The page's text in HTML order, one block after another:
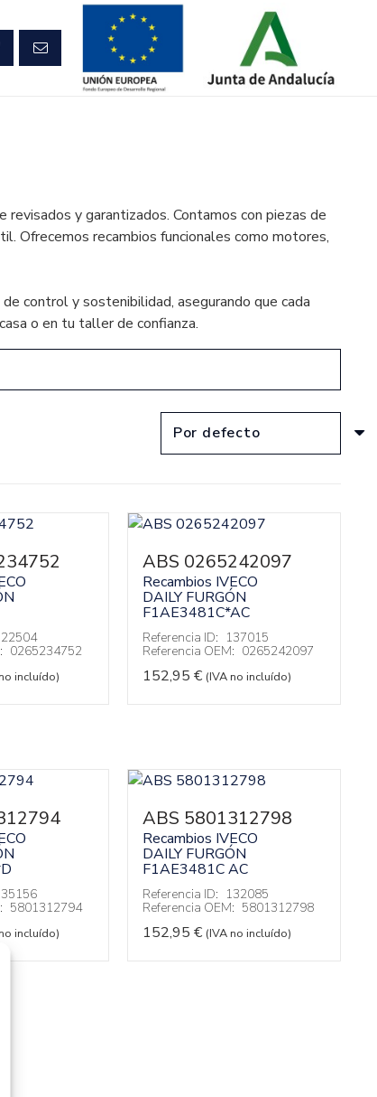
y garantizados. Contamos con piezas de
Ofrecemos recambios funcionales como motores,
control y sostenibilidad, asegurando que cada
o en tu taller de confianza.
0265234752
incluído)
ABS 0265242097
Recambios IVECO
DAILY FURGÓN
F1AE3481C*AC
Referencia ID: 137015
Referencia OEM: 0265242097
152,95€ (IVA no incluído)
5801312794
incluído)
ABS 5801312798
Recambios IVECO
DAILY FURGÓN
F1AE3481C AC
Referencia ID: 132085
Referencia OEM: 5801312798
152,95€ (IVA no incluído)